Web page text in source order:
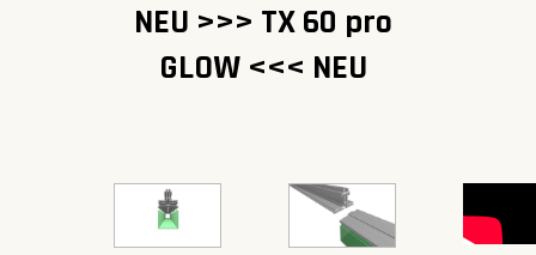
NEU >>> TX 60 pro
GLOW <<< NEU